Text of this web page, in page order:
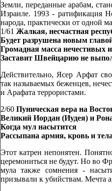
Земли, переданные арабам,
Израиле. 1993 - ратификация
народа, практически от одной
1/61 Жалкая, несчастная
Будет разрушена новым
Громадная масса нечестивых
Заставит Швейцарию не
Действительно, Ясер Арфат
так называемых беженцев,
и Арафата террористами.
2/60Пуническая вера на
Великий Иордан (Иудея) и
Когда мул насытится
Рассыпана армия, кровь и
Этот катрен непонятен.
церемониться не будут. Но во
мула также сомнения -
призывали к убийствам. Мечта